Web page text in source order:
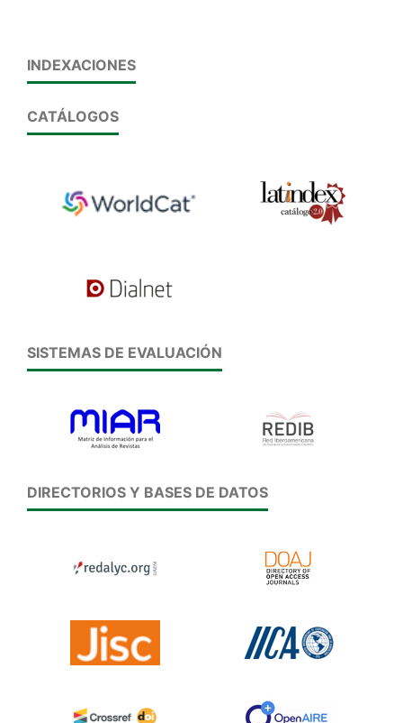
INDEXACIONES
CATÁLOGOS
SISTEMAS DE EVALUACIÓN
DIRECTORIOS Y BASES DE DATOS